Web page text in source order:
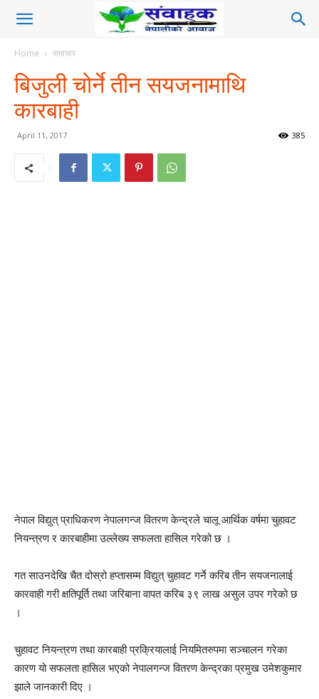
Home समाचार
बिजुली चोर्ने तीन सयजनामाथि
कारबाही
April 11, 2017 385
नेपाल विद्युत् प्राधिकरण नेपालगन्ज वितरण केन्द्रले चालू आर्थिक वर्षमा चुहावट
नियन्त्रण र कारबाहीमा उल्लेख्य सफलता हासिल गरेको छ ।
गत साउनदेखि चैत दोस्रो हप्तासम्म विद्युत् चुहावट गर्ने करिब तीन सयजनालाई
कारवाही गरी क्षतिपूर्ति तथा जरिबाना वापत करिब ३९ लाख असुल उपर गरेको छ
।
चुहावट नियन्त्रण तथा कारबाही प्रक्रियालाई नियमितरुपमा सञ्चालन गरेका
कारण यो सफलता हासिल भएको नेपालगन्ज वितरण केन्द्रका प्रमुख उमेशकुमार
झाले जानकारी दिए ।